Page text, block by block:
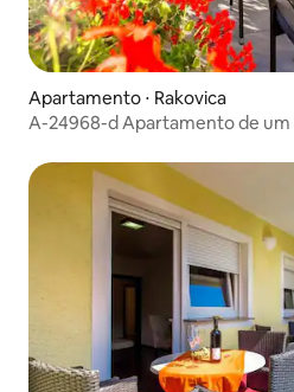
Apartamento ⋅ Rakovica
A-24968-d Apartamento de